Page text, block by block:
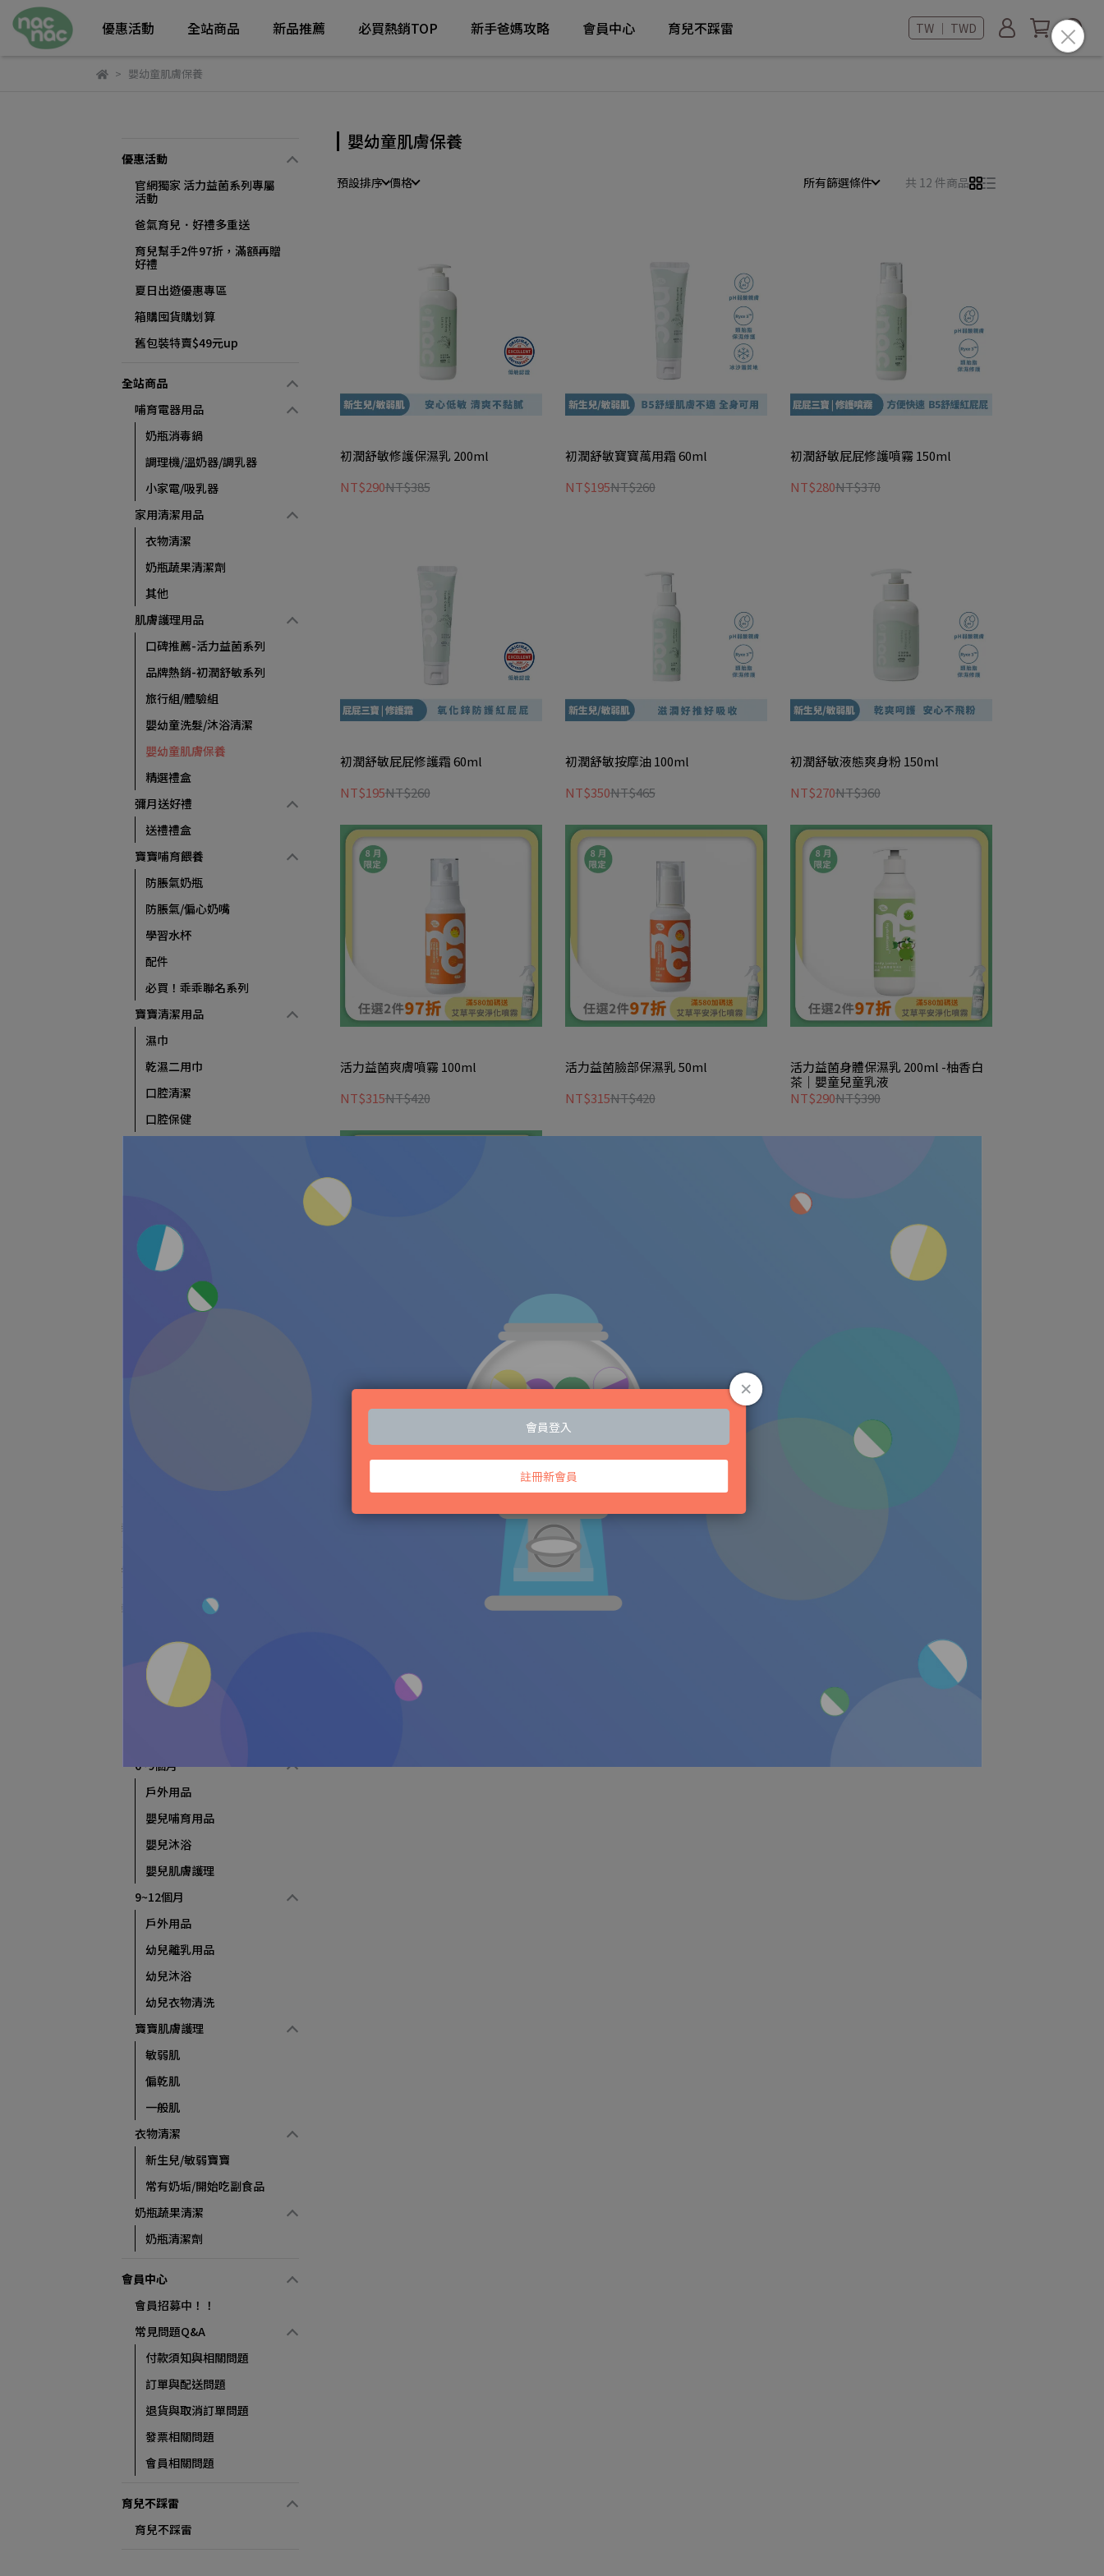
優惠活動 全站商品 新品推薦 必買熱銷TOP 新手爸媽攻略 會員中心 育兒不踩雷 TW ｜ TWD
嬰幼童肌膚保養
優惠活動
官網獨家 活力益菌系列專屬
活動
爸氣育兒．好禮多重送
育兒幫手2件97折，滿額再贈
好禮
夏日出遊優惠專區
箱購囤貨購划算
舊包裝特賣$49元up
全站商品
哺育電器用品
奶瓶消毒鍋
調理機/溫奶器/調乳器
小家電/吸乳器
家用清潔用品
衣物清潔
奶瓶蔬果清潔劑
其他
肌膚護理用品
口碑推薦-活力益菌系列
品牌熱銷-初潤舒敏系列
旅行組/體驗組
嬰幼童洗髮/沐浴清潔
嬰幼童肌膚保養
精選禮盒
彌月送好禮
送禮禮盒
寶寶哺育餵養
防脹氣奶瓶
防脹氣/偏心奶嘴
學習水杯
配件
必買！乖乖聯名系列
寶寶清潔用品
濕巾
乾濕二用巾
口腔清潔
口腔保健
抗菌防護
成長訓練必備
餐具/碗盤/圍兜
食物剪刀
新品推薦
必買熱銷TOP
新手爸媽攻略
孕媽用品
新生兒哺育用品
6~9個月
戶外用品
嬰兒哺育用品
嬰兒沐浴
嬰兒肌膚護理
9~12個月
戶外用品
幼兒離乳用品
幼兒沐浴
幼兒衣物清洗
寶寶肌膚護理
敏弱肌
偏乾肌
一般肌
衣物清潔
新生兒/敏弱寶寶
常有奶垢/開始吃副食品
奶瓶蔬果清潔
奶瓶清潔劑
會員中心
會員招募中！！
常見問題Q&A
付款須知與相關問題
訂單與配送問題
退貨與取消訂單問題
發票相關問題
會員相關問題
育兒不踩雷
育兒不踩雷
嬰幼童肌膚保養
預設排序 價格 所有篩選條件 共 12 件商品
初潤舒敏修護保濕乳 200ml
NT$290NT$385
初潤舒敏寶寶萬用霜 60ml
NT$195NT$260
初潤舒敏屁屁修護噴霧 150ml
NT$280NT$370
初潤舒敏屁屁修護霜 60ml
NT$195NT$260
初潤舒敏按摩油 100ml
NT$350NT$465
初潤舒敏液態爽身粉 150ml
NT$270NT$360
活力益菌爽膚噴霧 100ml
NT$315NT$420
活力益菌臉部保濕乳 50ml
NT$315NT$420
活力益菌身體保濕乳 200ml -柚香白
茶｜嬰童兒童乳液
NT$290NT$390
活力益菌身體滋潤霜 150ml -柚香白
茶 ｜嬰童兒童乳液
多入組，買多省更多！
牛奶燕麥潤膚乳 - 200ml